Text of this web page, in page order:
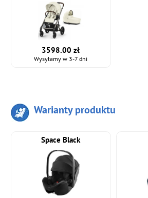
3598.00 zł
Wysyłamy w 3-7 dni
Warianty produktu
Space Black